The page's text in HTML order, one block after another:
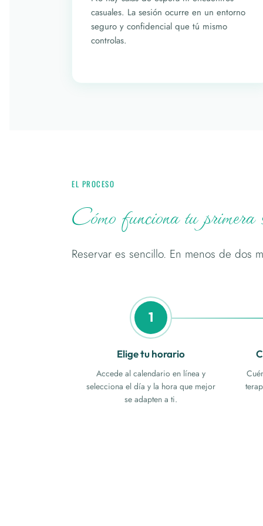
casuales. La sesión ocurre en un entorno
seguro y confidencial que tú mismo
controlas.
EL PROCESO
Cómo funciona tu primera
Reservar es sencillo. En menos de dos
1
Elige tu horario
Accede al calendario en línea y
selecciona el día y la hora que mejor
se adapten a ti.